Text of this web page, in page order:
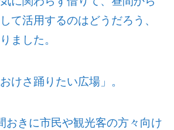
て活用するのはどうだろう、
ました。
けさ踊りたい広場」。
おきに市民や観光客の方々向け